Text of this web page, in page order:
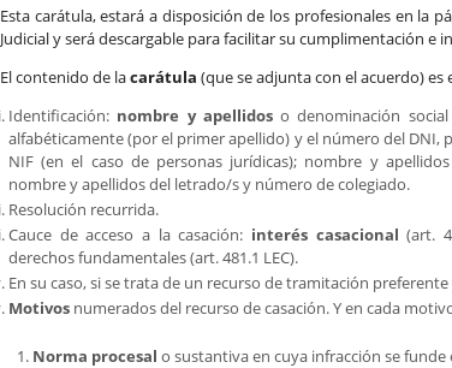
Esta carátula, estará a disposición de los profesionales en la
Judicial y será descargable para facilitar su cumplimentación e
El contenido de lacarátula (que se adjunta con el acuerdo) es
Identificación: nombre y apellidoso denominación
alfabéticamente (por el primer apellido) y el número del DNI,
NIF (en el caso de personas jurídicas); nombre y
nombre y apellidos del letrado/s y número de colegiado.
Resolución recurrida.
Cauce de acceso a la casación: interés casacional (art.
derechos fundamentales (art. 481.1 LEC).
En su caso, si se trata de un recurso de tramitación
Motivos numerados del recurso de casación. Y en cada
Norma procesal o sustantiva en cuya infracción se funde